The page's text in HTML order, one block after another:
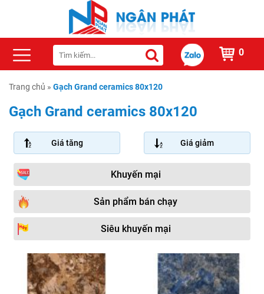
0
Trang chủ » Gạch Grand ceramics 80x120
Gạch Grand ceramics 80x120
Giá tăng Giá giảm
Khuyến mại
Sản phẩm bán chạy
Siêu khuyến mại